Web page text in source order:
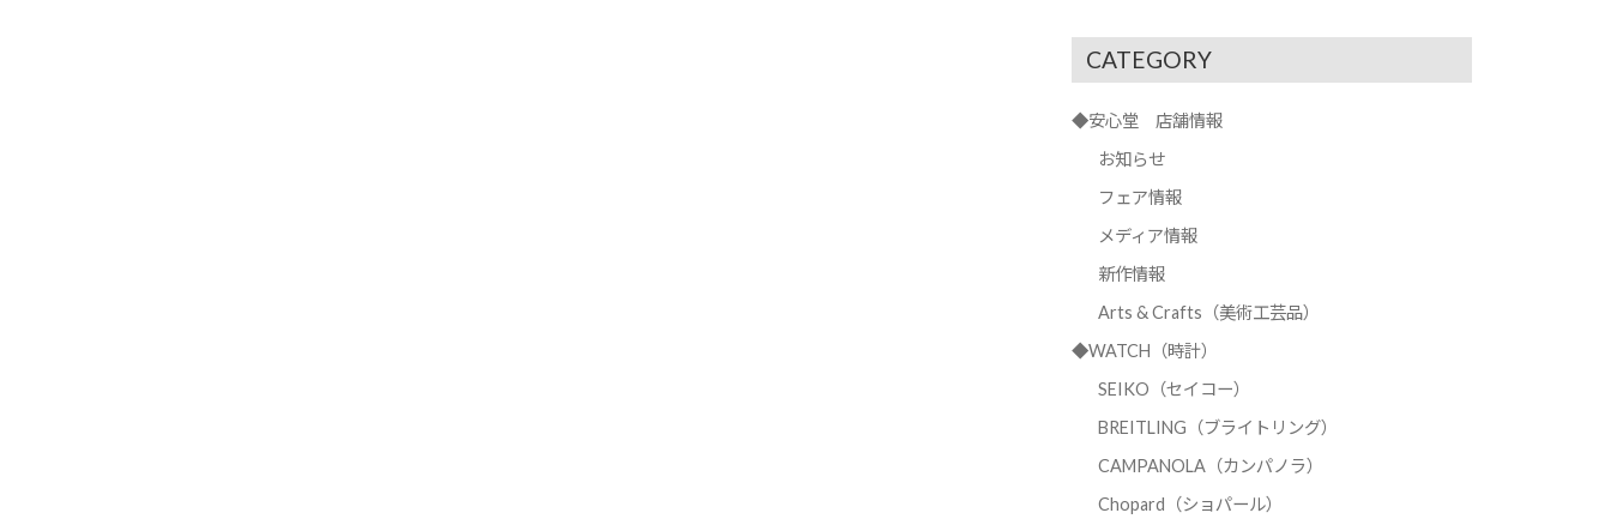
CATEGORY
◆安心堂 店舗情報
お知らせ
フェア情報
メディア情報
新作情報
Arts & Crafts（美術工芸品）
◆WATCH（時計）
SEIKO（セイコー）
BREITLING（ブライトリング）
CAMPANOLA（カンパノラ）
Chopard（ショパール）